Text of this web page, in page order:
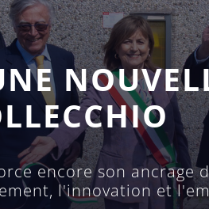
encore son
l'innovation et